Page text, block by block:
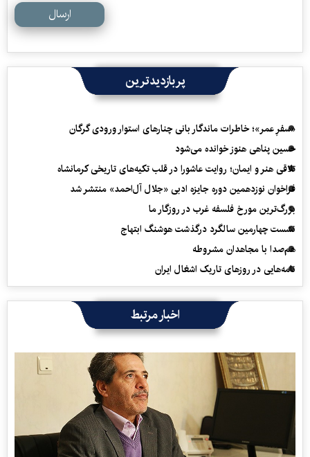
ارسال
پربازدیدترین
«سفرِ عمر»؛ خاطرات ماندگار بانی چنارهای استوار ورودی گرگان
حسین پناهی هنوز خوانده می‌شود
تلاقی هنر و ایمان؛ روایت عاشورا در قلب تکیه‌های تاریخی کرمانشاه
فراخوان نوزدهمین دوره جایزه ادبی «جلال آل‌احمد» منتشر شد
بزرگ‌ترین مورخ فلسفه غرب در روزگار ما
نشست چهارمین سالگرد درگذشت هوشنگ ابتهاج
هم‌صدا با مجاهدان مشروطه
نامه‌هایی در روزهای تاریک اشغال ایران
اخبار مرتبط